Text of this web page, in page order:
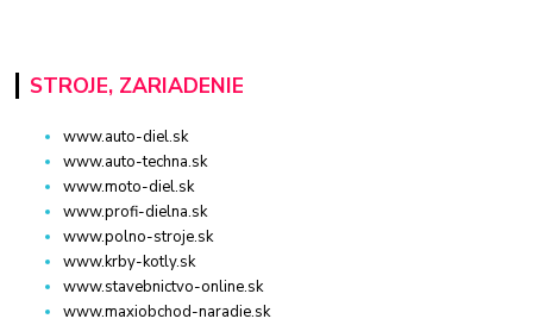
STROJE, ZARIADENIE
www.auto-diel.sk
www.auto-techna.sk
www.moto-diel.sk
www.profi-dielna.sk
www.polno-stroje.sk
www.krby-kotly.sk
www.stavebnictvo-online.sk
www.maxiobchod-naradie.sk